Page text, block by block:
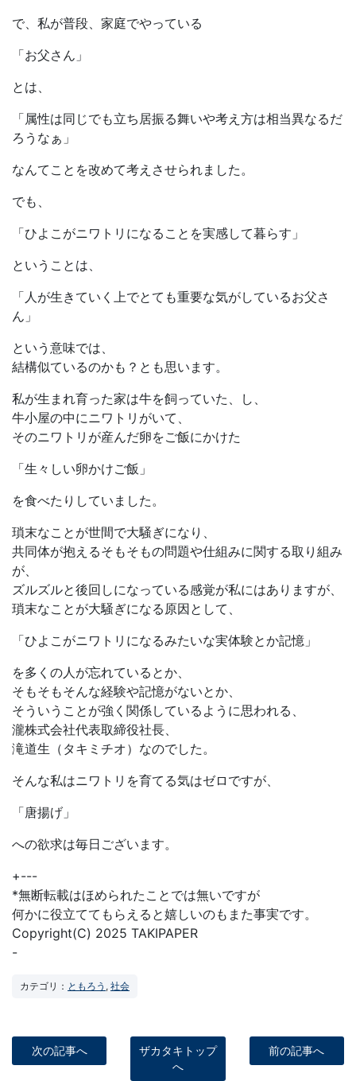
で、私が普段、家庭でやっている
「お父さん」
とは、
「属性は同じでも立ち居振る舞いや考え方は相当異なるだ
ろうなぁ」
なんてことを改めて考えさせられました。
でも、
「ひよこがニワトリになることを実感して暮らす」
ということは、
「人が生きていく上でとても重要な気がしているお父さ
ん」
という意味では、
結構似ているのかも？とも思います。
私が生まれ育った家は牛を飼っていた、し、
牛小屋の中にニワトリがいて、
そのニワトリが産んだ卵をご飯にかけた
「生々しい卵かけご飯」
を食べたりしていました。
瑣末なことが世間で大騒ぎになり、
共同体が抱えるそもそもの問題や仕組みに関する取り組み
が、
ズルズルと後回しになっている感覚が私にはありますが、
瑣末なことが大騒ぎになる原因として、
「ひよこがニワトリになるみたいな実体験とか記憶」
を多くの人が忘れているとか、
そもそもそんな経験や記憶がないとか、
そういうことが強く関係しているように思われる、
瀧株式会社代表取締役社長、
滝道生（タキミチオ）なのでした。
そんな私はニワトリを育てる気はゼロですが、
「唐揚げ」
への欲求は毎日ございます。
+---
*無断転載はほめられたことでは無いですが
何かに役立ててもらえると嬉しいのもまた事実です。
Copyright(C) 2025 TAKIPAPER
-
カテゴリ： ともろう , 社会
次の記事へ
ザカタキトップ
へ
前の記事へ